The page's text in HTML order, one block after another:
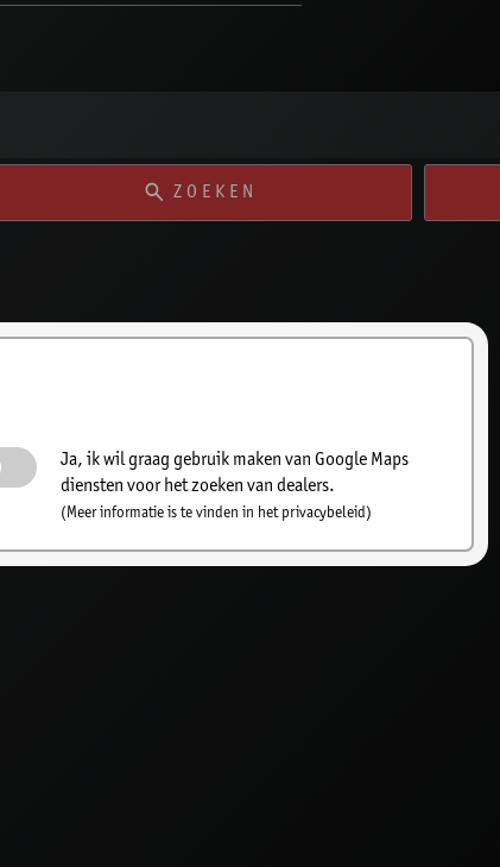
Ja, ik wil graag gebruik maken van Google Maps
diensten voor het zoeken van dealers.
(Meer informatie is te vinden in het privacybeleid)
ZOEKEN